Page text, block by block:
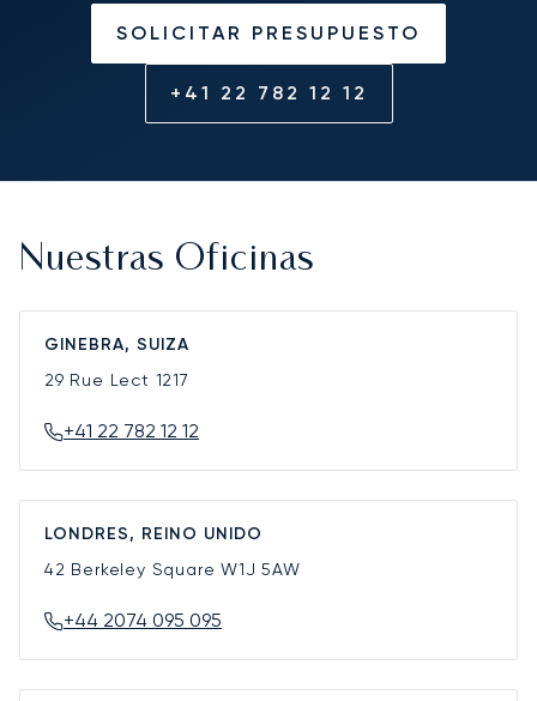
SOLICITAR PRESUPUESTO
+41 22 782 12 12
Nuestras Oficinas
GINEBRA, SUIZA
29 Rue Lect 1217
+41 22 782 12 12
LONDRES, REINO UNIDO
42 Berkeley SquareW1J 5AW
+44 2074 095 095